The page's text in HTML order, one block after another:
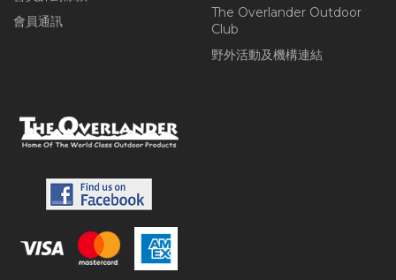
會員通訊
The Overlander Outdoor
Club
野外活動及機構連結